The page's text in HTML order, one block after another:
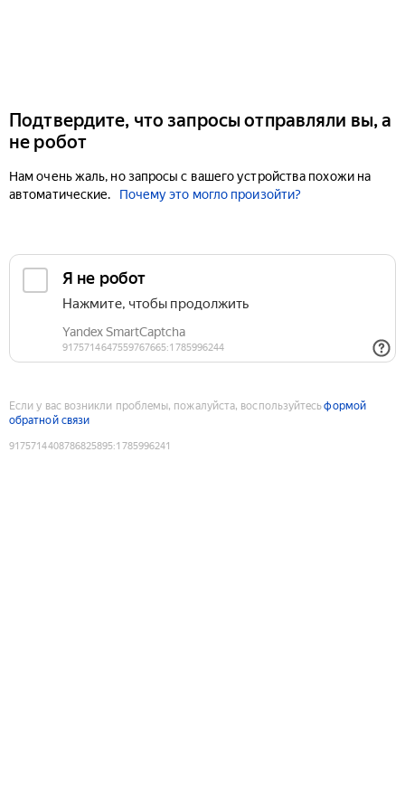
Подтвердите, что запросы отправляли вы, а
не робот
Нам очень жаль, но запросы с вашего устройства похожи на
автоматические.
Почему это могло произойти?
Если у вас возникли проблемы, пожалуйста, воспользуйтесьформой
обратной связи
9175714408786825895:1785996241